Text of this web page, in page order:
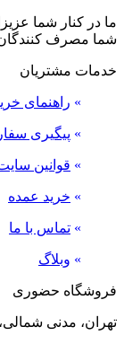
ما در کنار شما
شما مصرف
خدمات مشتریان
» راهنمای
» پیگیری
» قوانین
» خرید عمده
» تماس با ما
» وبلاگ
فروشگاه حضوری
تهران، مدنی شمالی، جنب